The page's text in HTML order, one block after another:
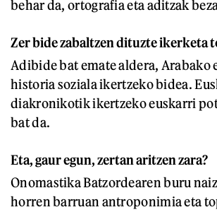
behar da, ortografia eta aditzak
Zer bide zabaltzen dituzte ikerketa
Adibide bat emate aldera, Arabako
historia soziala ikertzeko bidea.
diakronikotik ikertzeko euskarri
bat da.
Eta, gaur egun, zertan aritzen zara?
Onomastika Batzordearen buru
horren barruan antroponimia eta